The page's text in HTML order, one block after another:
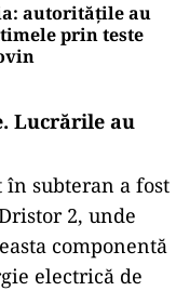
autoritățile au
prin teste
Lucrările au
subteran a fost
2, unde
componentă
electrică de